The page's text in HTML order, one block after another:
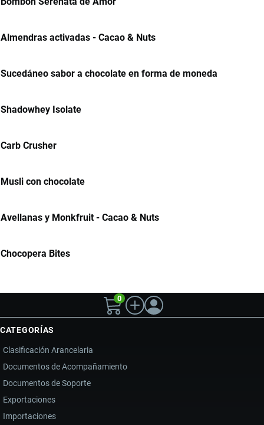
Almendras activadas - Cacao & Nuts
Sucedáneo sabor a chocolate en forma de moneda
Shadowhey Isolate
Carb Crusher
Musli con chocolate
Avellanas y Monkfruit - Cacao & Nuts
Chocopera Bites
0
CATEGORÍAS
Clasificación Arancelaria
Documentos de Acompañamiento
Documentos de Soporte
Exportaciones
Importaciones